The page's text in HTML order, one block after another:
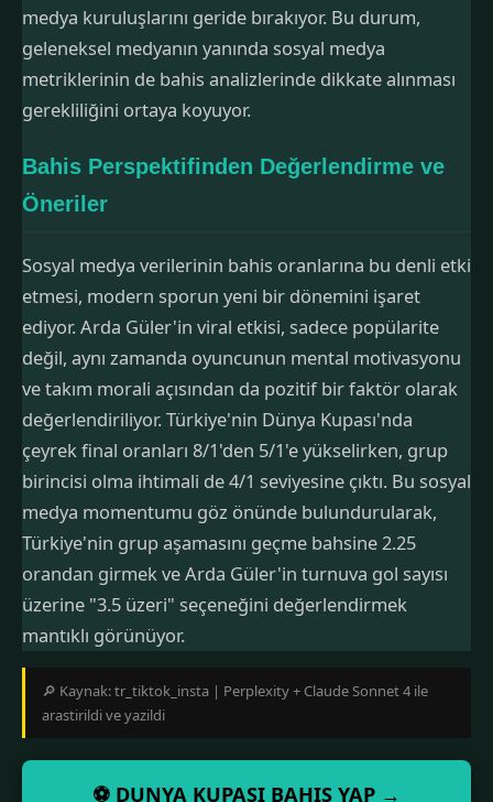
medya kuruluşlarını geride bırakıyor. Bu durum,
geleneksel medyanın yanında sosyal medya
metriklerinin de bahis analizlerinde dikkate alınması
gerekliliğini ortaya koyuyor.
Bahis Perspektifinden Değerlendirme ve
Öneriler
Sosyal medya verilerinin bahis oranlarına bu denli etki
etmesi, modern sporun yeni bir dönemini işaret
ediyor. Arda Güler'in viral etkisi, sadece popülarite
değil, aynı zamanda oyuncunun mental motivasyonu
ve takım morali açısından da pozitif bir faktör olarak
değerlendiriliyor. Türkiye'nin Dünya Kupası'nda
çeyrek final oranları 8/1'den 5/1'e yükselirken, grup
birincisi olma ihtimali de 4/1 seviyesine çıktı. Bu sosyal
medya momentumu göz önünde bulundurularak,
Türkiye'nin grup aşamasını geçme bahsine 2.25
orandan girmek ve Arda Güler'in turnuva gol sayısı
üzerine "3.5 üzeri" seçeneğini değerlendirmek
mantıklı görünüyor.
🔎 Kaynak: tr_tiktok_insta | Perplexity + Claude Sonnet 4 ile
arastirildi ve yazildi
⚽ DUNYA KUPASI BAHIS YAP →